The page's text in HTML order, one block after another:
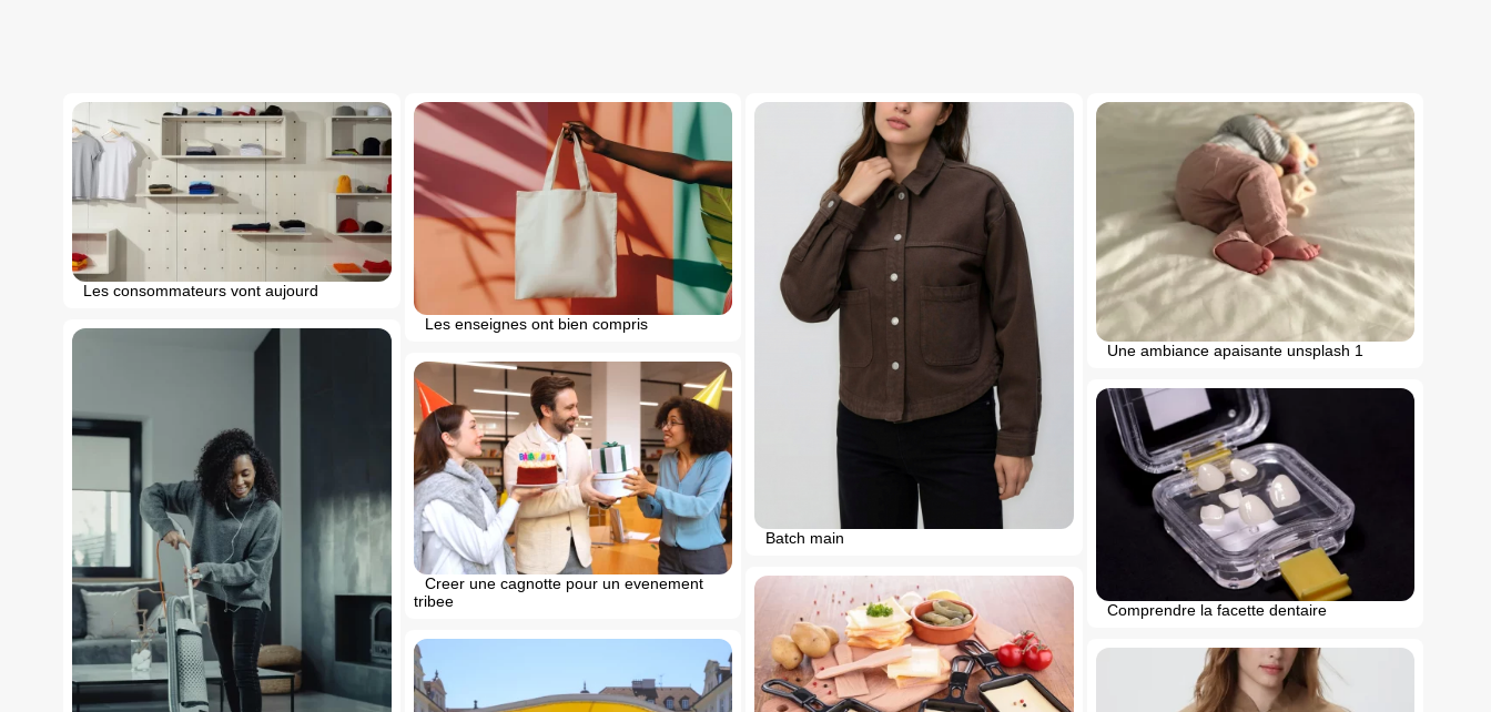
Les consommateurs vont aujourd
Les enseignes ont bien compris
Batch main
Une ambiance apaisante unsplash 1
Creer une cagnotte pour un evenement
tribee
Comprendre la facette dentaire